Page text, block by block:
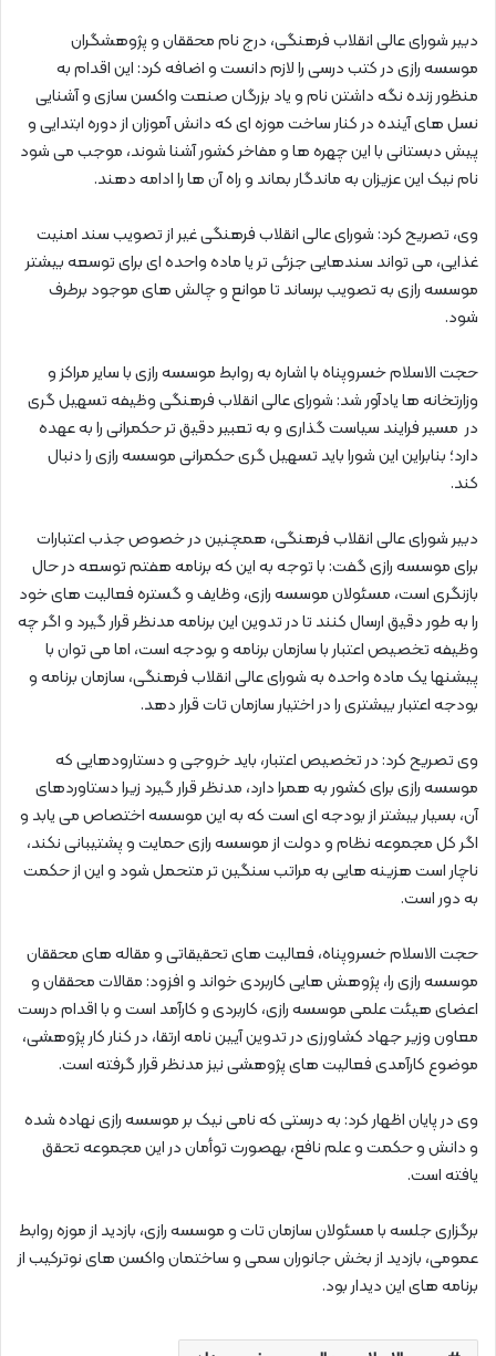
دبیر شورای عالی انقلاب فرهنگی، درج نام محققان و پژوهشگران
موسسه رازی در کتب درسی را لازم دانست و اضافه کرد: این اقدام به
منظور زنده نگه داشتن نام و یاد بزرگان صنعت واکسن سازی و آشنایی
نسل های آینده در کنار ساخت موزه ای که دانش آموزان از دوره ابتدایی و
پیش دبستانی با این چهره ها و مفاخر کشور آشنا شوند، موجب می شود
نام نیک این عزیزان به ماندگار بماند و راه آن ها را ادامه دهند.
وی، تصریح کرد: شورای عالی انقلاب فرهنگی غیر از تصویب سند امنیت
غذایی، می تواند سندهایی جزئی تر یا ماده واحده ای برای توسعه بیشتر
موسسه رازی به تصویب برساند تا موانع و چالش های موجود برطرف
شود.
حجت الاسلام خسروپناه با اشاره به روابط موسسه رازی با سایر مراکز و
وزارتخانه ها یادآور شد: شورای عالی انقلاب فرهنگی وظیفه تسهیل گری
در مسیر فرایند سیاست گذاری و به تعبیر دقیق تر حکمرانی را به عهده
دارد؛ بنابراین این شورا باید تسهیل گری حکمرانی موسسه رازی را دنبال
کند.
دبیر شورای عالی انقلاب فرهنگی، همچنین در خصوص جذب اعتبارات
برای موسسه رازی گفت: با توجه به این که برنامه هفتم توسعه در حال
بازنگری است، مسئولان موسسه رازی، وظایف و گستره فعالیت های خود
را به طور دقیق ارسال کنند تا در تدوین این برنامه مدنظر قرار گیرد و اگر چه
وظیفه تخصیص اعتبار با سازمان برنامه و بودجه است، اما می توان با
پیشنها یک ماده واحده به شورای عالی انقلاب فرهنگی، سازمان برنامه و
بودجه اعتبار بیشتری را در اختیار سازمان تات قرار دهد.
وی تصریح کرد: در تخصیص اعتبار، باید خروجی و دستارودهایی که
موسسه رازی برای کشور به همرا دارد، مدنظر قرار گیرد زیرا دستاوردهای
آن، بسیار بیشتر از بودجه ای است که به این موسسه اختصاص می یابد و
اگر کل مجموعه نظام و دولت از موسسه رازی حمایت و پشتیبانی نکند،
ناچار است هزینه هایی به مراتب سنگین تر متحمل شود و این از حکمت
به دور است.
حجت الاسلام خسروپناه، فعالیت های تحقیقاتی و مقاله های محققان
موسسه رازی را، پژوهش هایی کاربردی خواند و افزود: مقالات محققان و
اعضای هیئت علمی موسسه رازی، کاربردی و کارآمد است و با اقدام درست
معاون وزیر جهاد کشاورزی در تدوین آیین نامه ارتقا، در کنار کار پژوهشی،
موضوع کارآمدی فعالیت های پژوهشی نیز مدنظر قرار گرفته است.
وی در پایان اظهار کرد: به درستی که نامی نیک بر موسسه رازی نهاده شده
و دانش و حکمت و علم نافع، بهصورت توأمان در این مجموعه تحقق
یافته است.
برگزاری جلسه با مسئولان سازمان تات و موسسه رازی، بازدید از موزه روابط
عمومی، بازدید از بخش جانوران سمی و ساختمان واکسن های نوترکیب از
برنامه های این دیدار بود.